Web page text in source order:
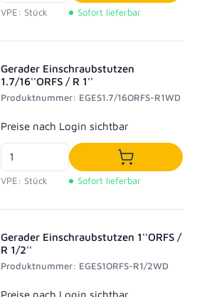
VPE: Stück Sofort lieferbar
Gerader Einschraubstutzen
1.7/16''ORFS / R 1''
Produktnummer: EGES1.7/16ORFS-R1WD
Regulärer Preis:
Preise nach Login sichtbar
VPE: Stück
In den
Sofort lieferbar
Gerader Einschraubstutzen 1''ORFS /
R 1/2''
Produktnummer: EGES1ORFS-R1/2WD
Regulärer Preis:
Preise nach Login sichtbar